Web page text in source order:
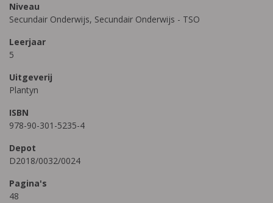
Niveau
Secundair Onderwijs, Secundair Onderwijs - TSO
Leerjaar
5
Uitgeverij
Plantyn
ISBN
978-90-301-5235-4
Depot
D2018/0032/0024
Pagina's
48